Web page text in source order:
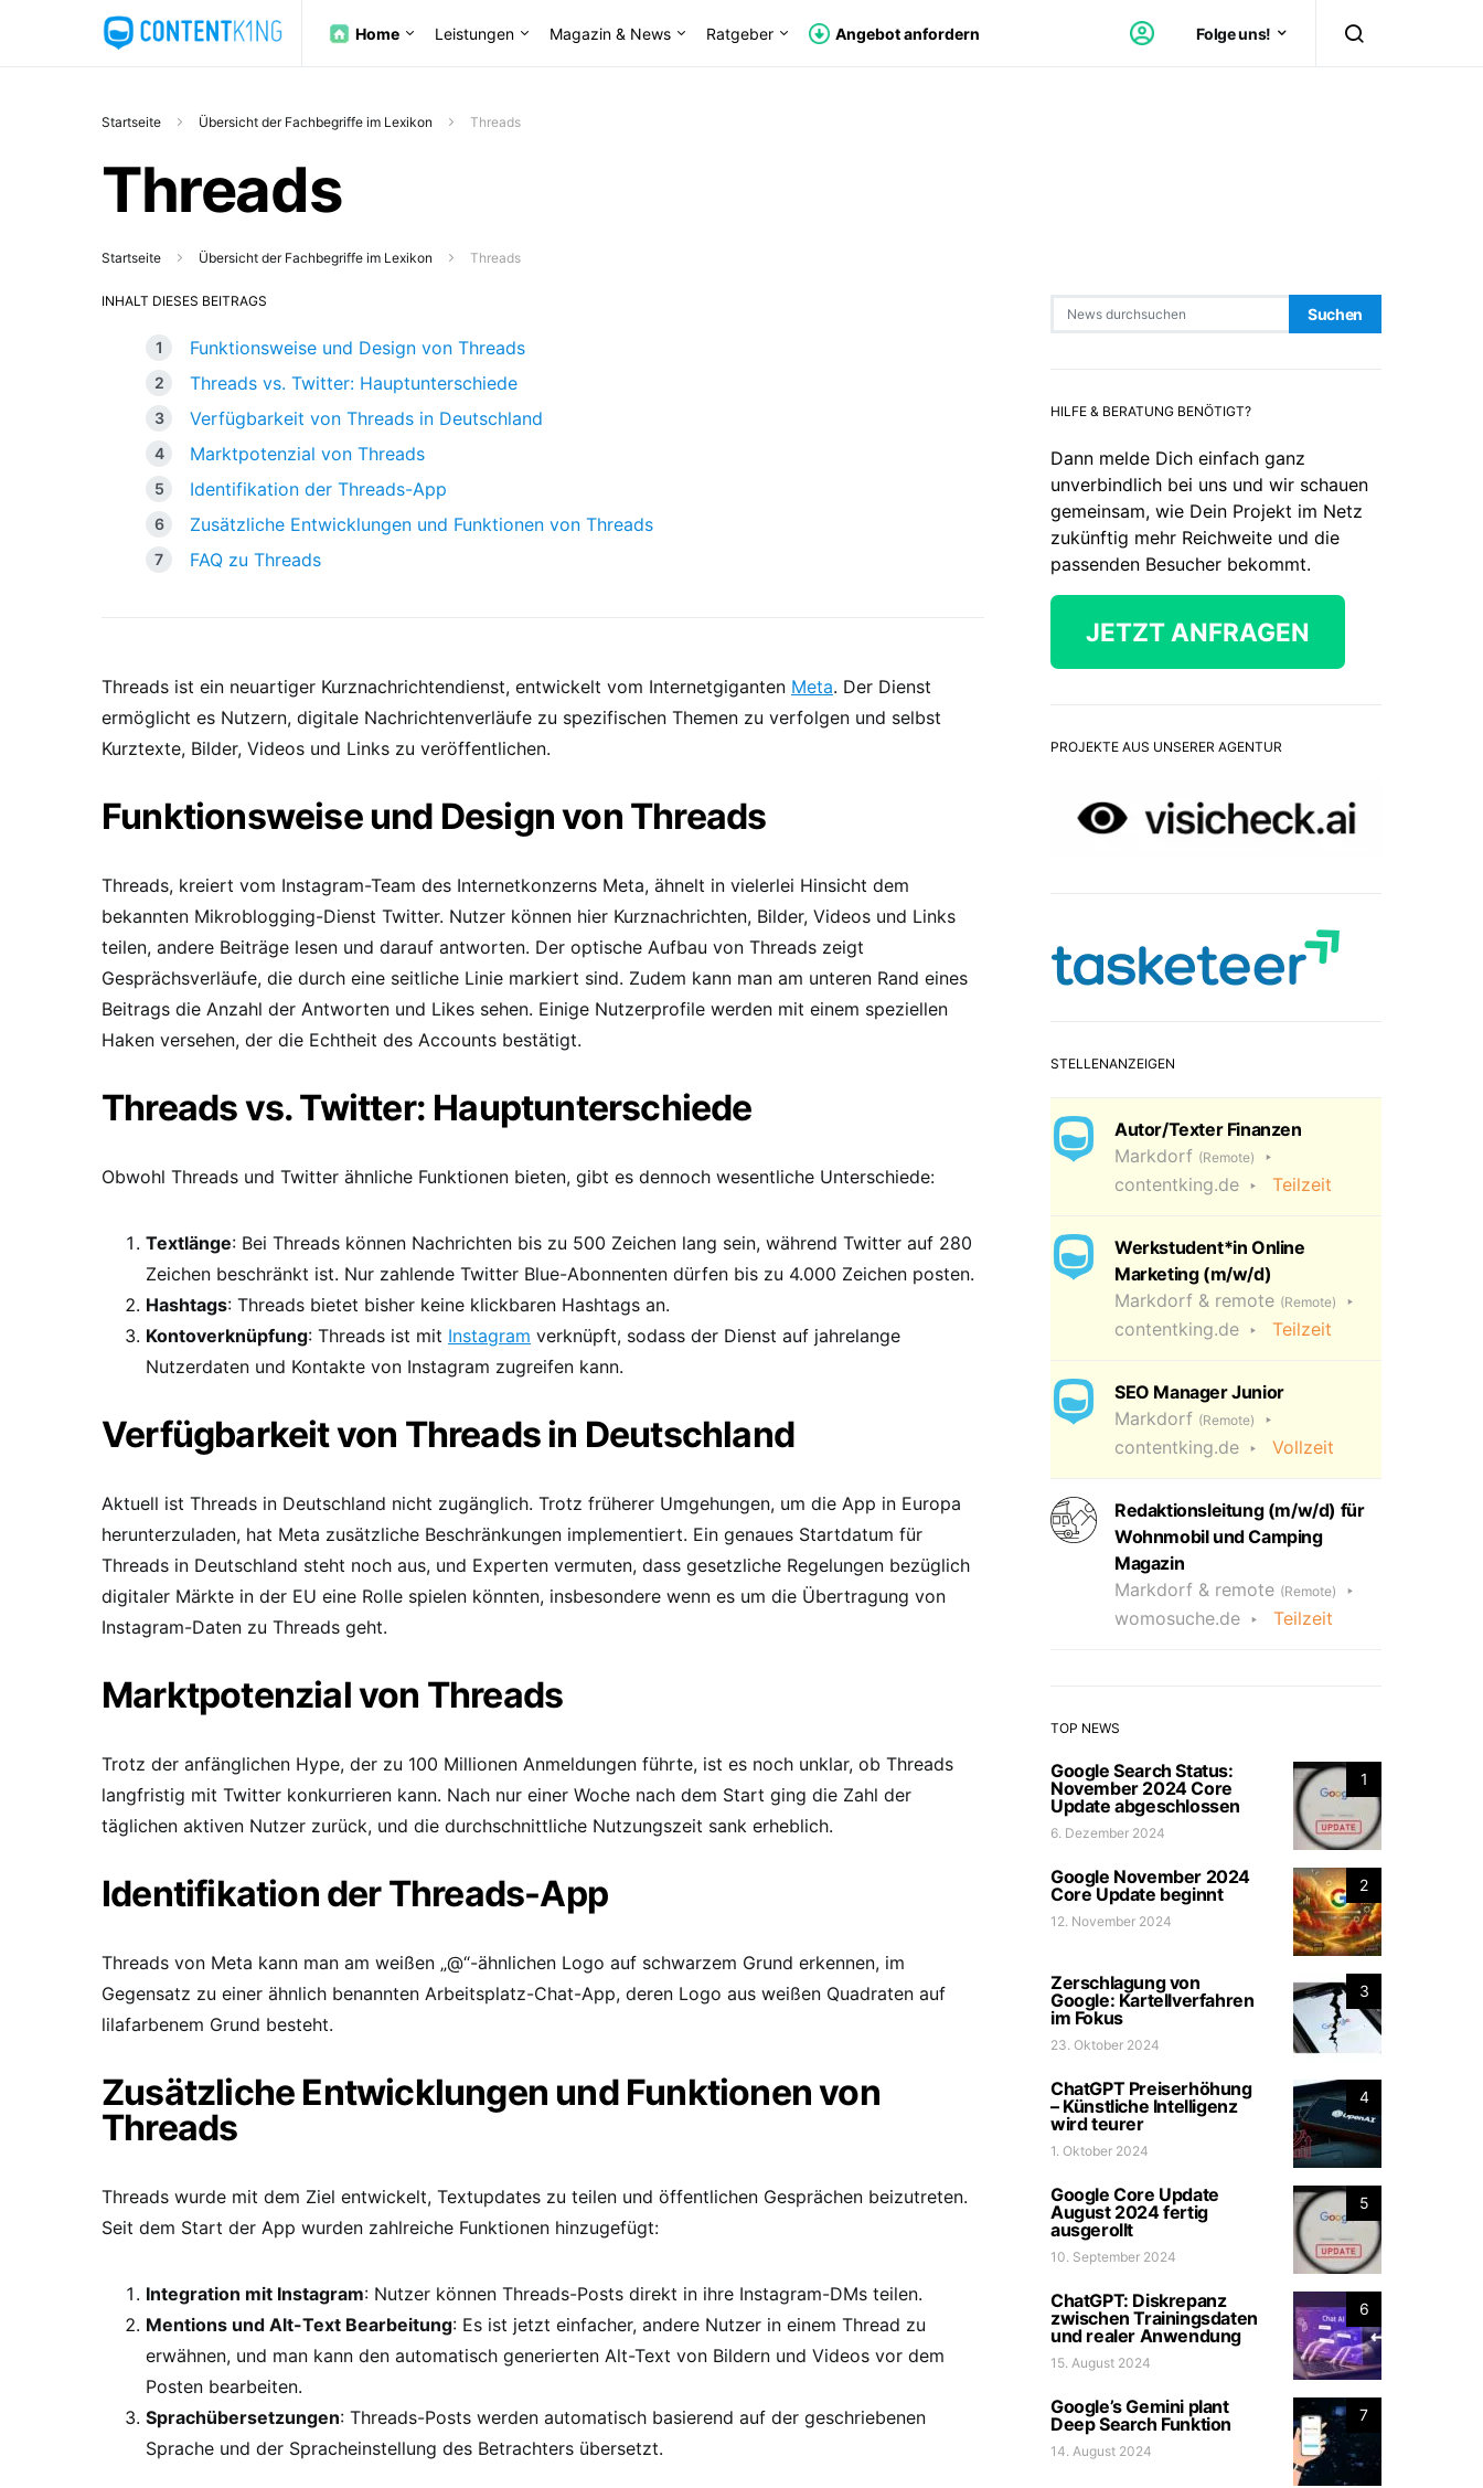
Home Leistungen Magazin & News Ratgeber Angebot anfordern Folge uns!
Startseite Übersicht der Fachbegriffe im Lexikon Threads
Threads
Startseite Übersicht der Fachbegriffe im Lexikon Threads
INHALT DIESES BEITRAGS
Funktionsweise und Design von Threads
Threads vs. Twitter: Hauptunterschiede
Verfügbarkeit von Threads in Deutschland
Marktpotenzial von Threads
Identifikation der Threads-App
Zusätzliche Entwicklungen und Funktionen von Threads
FAQ zu Threads
Threads ist ein neuartiger Kurznachrichtendienst, entwickelt vom Internetgiganten Meta. Der Dienst
ermöglicht es Nutzern, digitale Nachrichtenverläufe zu spezifischen Themen zu verfolgen und selbst
Kurztexte, Bilder, Videos und Links zu veröffentlichen.
Funktionsweise und Design von Threads
Threads, kreiert vom Instagram-Team des Internetkonzerns Meta, ähnelt in vielerlei Hinsicht dem
bekannten Mikroblogging-Dienst Twitter. Nutzer können hier Kurznachrichten, Bilder, Videos und Links
teilen, andere Beiträge lesen und darauf antworten. Der optische Aufbau von Threads zeigt
Gesprächsverläufe, die durch eine seitliche Linie markiert sind. Zudem kann man am unteren Rand eines
Beitrags die Anzahl der Antworten und Likes sehen. Einige Nutzerprofile werden mit einem speziellen
Haken versehen, der die Echtheit des Accounts bestätigt.
Threads vs. Twitter: Hauptunterschiede
Obwohl Threads und Twitter ähnliche Funktionen bieten, gibt es dennoch wesentliche Unterschiede:
Textlänge: Bei Threads können Nachrichten bis zu 500 Zeichen lang sein, während Twitter auf 280
Zeichen beschränkt ist. Nur zahlende Twitter Blue-Abonnenten dürfen bis zu 4.000 Zeichen posten.
Hashtags: Threads bietet bisher keine klickbaren Hashtags an.
Kontoverknüpfung: Threads ist mit Instagram verknüpft, sodass der Dienst auf jahrelange
Nutzerdaten und Kontakte von Instagram zugreifen kann.
Verfügbarkeit von Threads in Deutschland
Aktuell ist Threads in Deutschland nicht zugänglich. Trotz früherer Umgehungen, um die App in Europa
herunterzuladen, hat Meta zusätzliche Beschränkungen implementiert. Ein genaues Startdatum für
Threads in Deutschland steht noch aus, und Experten vermuten, dass gesetzliche Regelungen bezüglich
digitaler Märkte in der EU eine Rolle spielen könnten, insbesondere wenn es um die Übertragung von
Instagram-Daten zu Threads geht.
Marktpotenzial von Threads
Trotz der anfänglichen Hype, der zu 100 Millionen Anmeldungen führte, ist es noch unklar, ob Threads
langfristig mit Twitter konkurrieren kann. Nach nur einer Woche nach dem Start ging die Zahl der
täglichen aktiven Nutzer zurück, und die durchschnittliche Nutzungszeit sank erheblich.
Identifikation der Threads-App
Threads von Meta kann man am weißen „@“-ähnlichen Logo auf schwarzem Grund erkennen, im
Gegensatz zu einer ähnlich benannten Arbeitsplatz-Chat-App, deren Logo aus weißen Quadraten auf
lilafarbenem Grund besteht.
Zusätzliche Entwicklungen und Funktionen von
Threads
Threads wurde mit dem Ziel entwickelt, Textupdates zu teilen und öffentlichen Gesprächen beizutreten.
Seit dem Start der App wurden zahlreiche Funktionen hinzugefügt:
Integration mit Instagram: Nutzer können Threads-Posts direkt in ihre Instagram-DMs teilen.
Mentions und Alt-Text Bearbeitung: Es ist jetzt einfacher, andere Nutzer in einem Thread zu
erwähnen, und man kann den automatisch generierten Alt-Text von Bildern und Videos vor dem
Posten bearbeiten.
Sprachübersetzungen: Threads-Posts werden automatisch basierend auf der geschriebenen
Sprache und der Spracheinstellung des Betrachters übersetzt.
Suchen
HILFE & BERATUNG BENÖTIGT?
Dann melde Dich einfach ganz
unverbindlich bei uns und wir schauen
gemeinsam, wie Dein Projekt im Netz
zukünftig mehr Reichweite und die
passenden Besucher bekommt.
JETZT ANFRAGEN
PROJEKTE AUS UNSERER AGENTUR
STELLENANZEIGEN
Autor/Texter Finanzen
Markdorf (Remote)
contentking.de Teilzeit
Werkstudent*in Online
Marketing (m/w/d)
Markdorf & remote (Remote)
contentking.de Teilzeit
SEO Manager Junior
Markdorf (Remote)
contentking.de Vollzeit
Redaktionsleitung (m/w/d) für
Wohnmobil und Camping
Magazin
Markdorf & remote (Remote)
womosuche.de Teilzeit
TOP NEWS
1
Google Search Status:
November 2024 Core
Update abgeschlossen
6. Dezember 2024
2
Google November 2024
Core Update beginnt
12. November 2024
3
Zerschlagung von
Google: Kartellverfahren
im Fokus
23. Oktober 2024
4
ChatGPT Preiserhöhung
– Künstliche Intelligenz
wird teurer
1. Oktober 2024
5
Google Core Update
August 2024 fertig
ausgerollt
10. September 2024
6
ChatGPT: Diskrepanz
zwischen Trainingsdaten
und realer Anwendung
15. August 2024
7
Google’s Gemini plant
Deep Search Funktion
14. August 2024